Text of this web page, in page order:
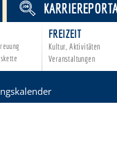
FREIZEIT
Kultur, Aktivitäten
Veranstaltungen